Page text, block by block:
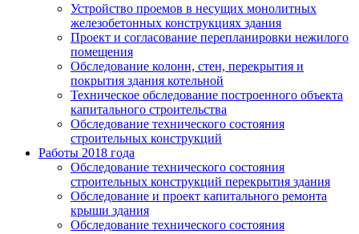
Устройство проемов в несущих монолитных
железобетонных конструкциях здания
Проект и согласование перепланировки нежилого
помещения
Обследование колонн, стен, перекрытия и
покрытия здания котельной
Техническое обследование построенного объекта
капитального строительства
Обследование технического состояния
строительных конструкций
Работы 2018 года
Обследование технического состояния
строительных конструкций перекрытия здания
Обследование и проект капитального ремонта
крыши здания
Обследование технического состояния